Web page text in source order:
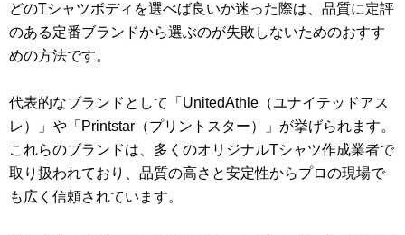
どのTシャツボディを選べば良いか迷った際は、品質に定評
のある定番ブランドから選ぶのが失敗しないためのおすす
めの方法です。
代表的なブランドとして「UnitedAthle（ユナイテッドアス
レ）」や「Printstar（プリントスター）」が挙げられます。
これらのブランドは、多くのオリジナルTシャツ作成業者で
取り扱われており、品質の高さと安定性からプロの現場で
も広く信頼されています。